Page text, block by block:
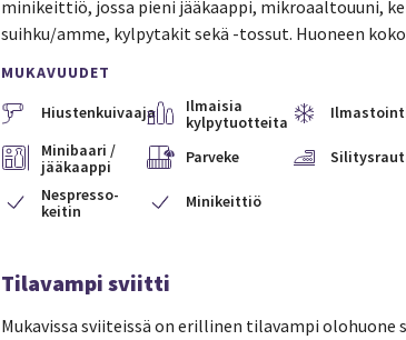
minikeittiö, jossa pieni jääkaappi, mikroaaltouuni,
suihku/amme, kylpytakit sekä -tossut. Huoneen koko
MUKAVUUDET
Hiustenkuivaaja
Ilmaisia
kylpytuotteita
Minibaari /
jääkaappi
Parveke
Nespresso-
keitin
Minikeittiö
Tilavampi sviitti
Mukavissa sviiteissä on erillinen tilavampi olohuone